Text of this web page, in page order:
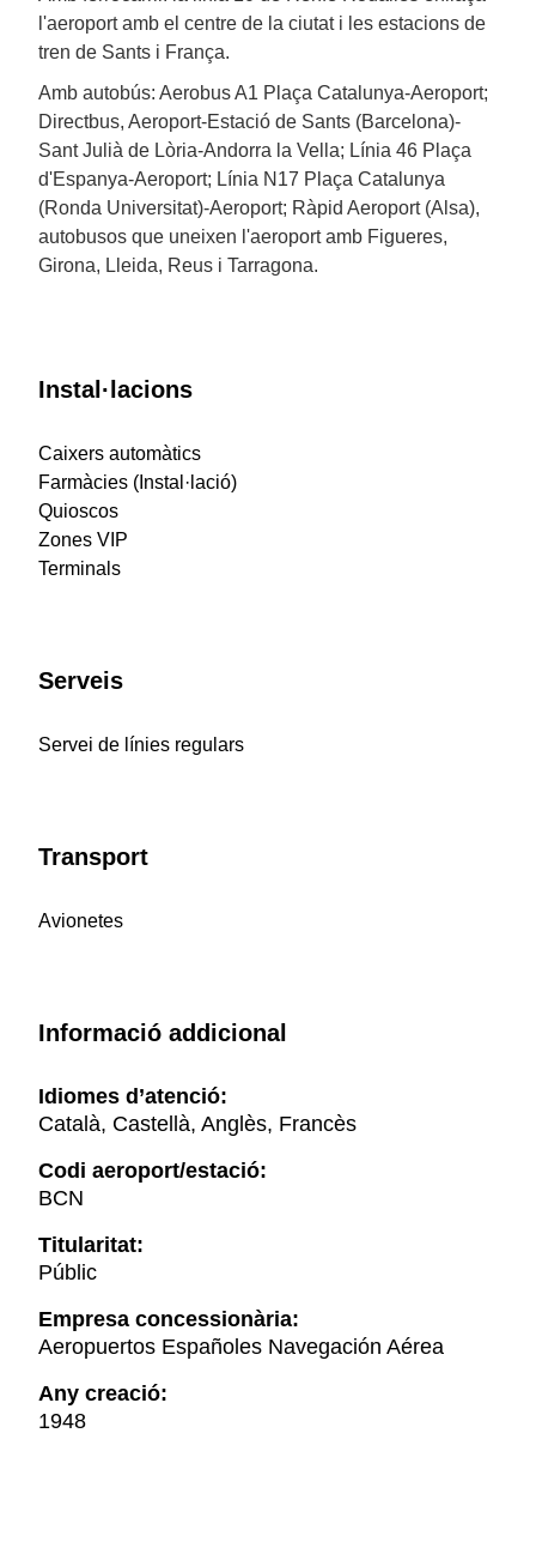
l'aeroport amb el centre de la ciutat i les estacions de
tren de Sants i França.
Amb autobús: Aerobus A1 Plaça Catalunya-Aeroport;
Directbus, Aeroport-Estació de Sants (Barcelona)-
Sant Julià de Lòria-Andorra la Vella; Línia 46 Plaça
d'Espanya-Aeroport; Línia N17 Plaça Catalunya
(Ronda Universitat)-Aeroport; Ràpid Aeroport (Alsa),
autobusos que uneixen l'aeroport amb Figueres,
Girona, Lleida, Reus i Tarragona.
Instal·lacions
Caixers automàtics
Farmàcies (Instal·lació)
Quioscos
Zones VIP
Terminals
Serveis
Servei de línies regulars
Transport
Avionetes
Informació addicional
Idiomes d’atenció:
Català, Castellà, Anglès, Francès
Codi aeroport/estació:
BCN
Titularitat:
Públic
Empresa concessionària:
Aeropuertos Españoles Navegación Aérea
Any creació:
1948